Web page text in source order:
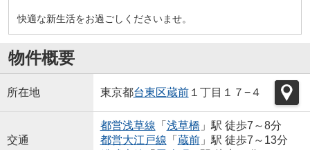
快適な新生活をお過ごしくださいませ。
物件概要
所在地 東京都台東区蔵前１丁目１７−４
交通
都営浅草線 「 浅草橋 」駅 徒歩7～8分
都営大江戸線 「 蔵前」駅 徒歩7～13分